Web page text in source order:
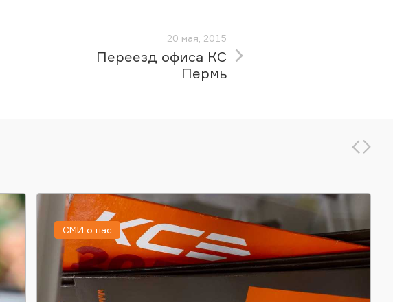
20 мая, 2015
Переезд офиса КС
Пермь
СМИ о нас